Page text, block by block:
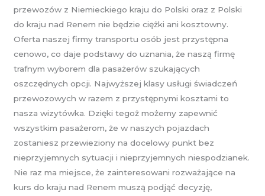
przewozów z Niemieckiego kraju do Polski oraz z Polski
do kraju nad Renem nie będzie ciężki ani kosztowny.
Oferta naszej firmy transportu osób jest przystępna
cenowo, co daje podstawy do uznania, że naszą firmę
trafnym wyborem dla pasażerów szukających
oszczędnych opcji. Najwyższej klasy usługi świadczeń
przewozowych w razem z przystępnymi kosztami to
nasza wizytówka. Dzięki tegoż możemy zapewnić
wszystkim pasażerom, że w naszych pojazdach
zostaniesz przewieziony na docelowy punkt bez
nieprzyjemnych sytuacji i nieprzyjemnych niespodzianek.
Nie raz ma miejsce, że zainteresowani rozważające na
kurs do kraju nad Renem muszą podjąć decyzję,